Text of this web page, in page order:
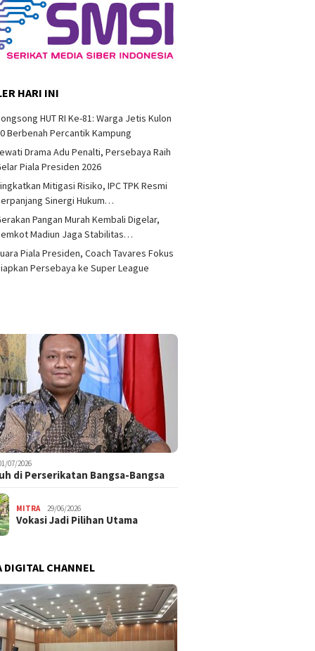
HARI INI
HUT RI Ke-81: Warga Jetis Kulon
Berbenah Percantik Kampung
Drama Adu Penalti, Persebaya Raih
Piala Presiden 2026
Mitigasi Risiko, IPC TPK Resmi
Sinergi Hukum…
Pangan Murah Kembali Digelar,
Madiun Jaga Stabilitas…
Piala Presiden, Coach Tavares Fokus
Persebaya ke Super League
07/2026
di Perserikatan Bangsa-Bangsa
MITRA 29/06/2026
Vokasi Jadi Pilihan Utama
DIGITAL CHANNEL